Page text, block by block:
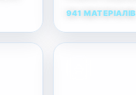
941 МАТЕРІАЛІВ